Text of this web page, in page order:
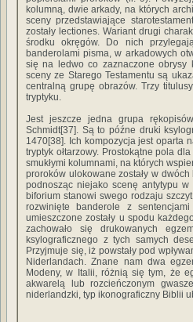
kolumną, dwie arkady, na których
sceny przedstawiające
zostały lectiones. Wariant drugi
środku okręgów. Do nich
banderolami pisma, w arkadowych
się na ledwo co zaznaczone obrysy
sceny ze Starego Testamentu są
centralną grupę obrazów. Trzy
tryptyku.
Jest jeszcze jedna grupa
Schmidt[37]. Są to późne druki
1470[38]. Ich kompozycja jest oparta
tryptyk ołtarzowy. Prostokątne pola
smukłymi kolumnami, na których
proroków ulokowane zostały w
podnosząc niejako scenę antytypu
biforium stanowi swego rodzaju
rozwinięte banderole z
umieszczone zostały u spodu
zachowało się drukowanych
ksylograficznego z tych samych
Przyjmuje się, iż powstały pod
Niderlandach. Znane nam dwa
Modeny, w Italii, różnią się tym, że
akwarelą lub rozcieńczonym
niderlandzki, typ ikonograficzny Biblii